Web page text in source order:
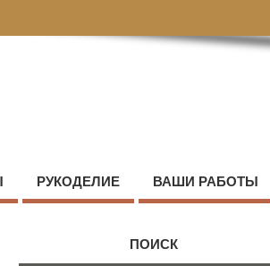
РУКОДЕЛИЕ ВАШИ РАБОТЫ
ПОИСК